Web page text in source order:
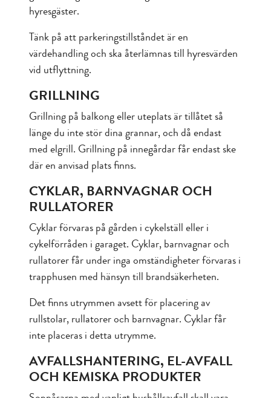
hyresgäster.
Tänk på att parkeringstillståndet är en
värdehandling och ska återlämnas till hyresvärden
vid utflyttning.
GRILLNING
Grillning på balkong eller uteplats är tillåtet så
länge du inte stör dina grannar, och då endast
med elgrill. Grillning på innegårdar får endast ske
där en anvisad plats finns.
CYKLAR, BARNVAGNAR OCH
RULLATORER
Cyklar förvaras på gården i cykelställ eller i
cykelförråden i garaget. Cyklar, barnvagnar och
rullatorer får under inga omständigheter förvaras i
trapphusen med hänsyn till brandsäkerheten.
Det finns utrymmen avsett för placering av
rullstolar, rullatorer och barnvagnar. Cyklar får
inte placeras i detta utrymme.
AVFALLSHANTERING, EL-AVFALL
OCH KEMISKA PRODUKTER